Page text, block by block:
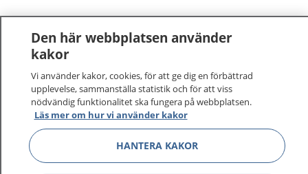
Den här webbplatsen använder
kakor
Vi använder kakor, cookies, för att ge dig en förbättrad
upplevelse, sammanställa statistik och för att viss
nödvändig funktionalitet ska fungera på webbplatsen.
Läs mer om hur vi använder kakor
HANTERA KAKOR